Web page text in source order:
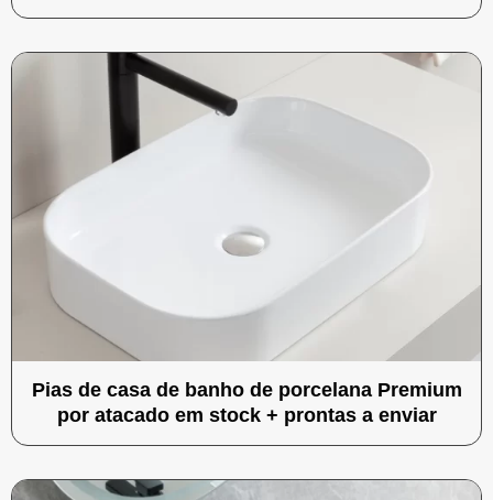
Pias de casa de banho de porcelana Premium
por atacado em stock + prontas a enviar